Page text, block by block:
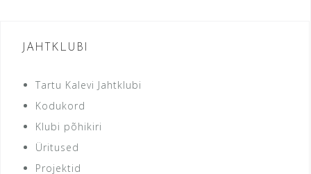
JAHTKLUBI
Tartu Kalevi Jahtklubi
Kodukord
Klubi põhikiri
Üritused
Projektid